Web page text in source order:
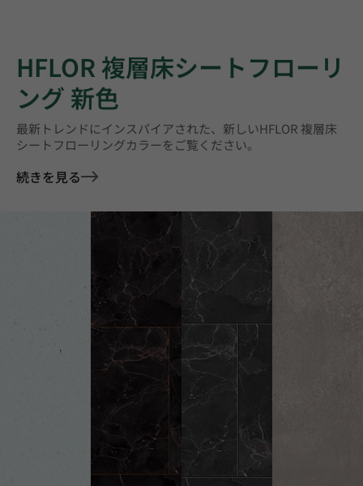
HFLOR 複層床シートフローリ
ング 新色
最新トレンドにインスパイアされた、新しいHFLOR 複層床
シートフローリングカラーをご覧ください。
続きを見る